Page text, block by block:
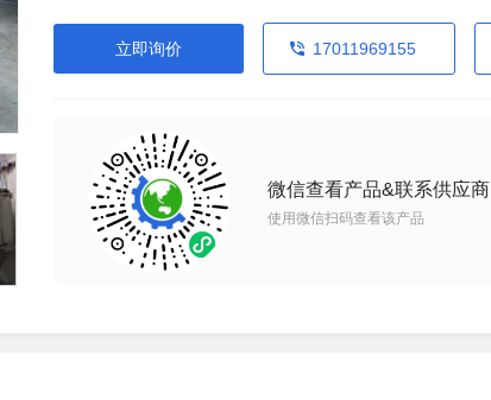
立即询价 17011969155
微信查看产品&联系供应商
使用微信扫码查看该产品